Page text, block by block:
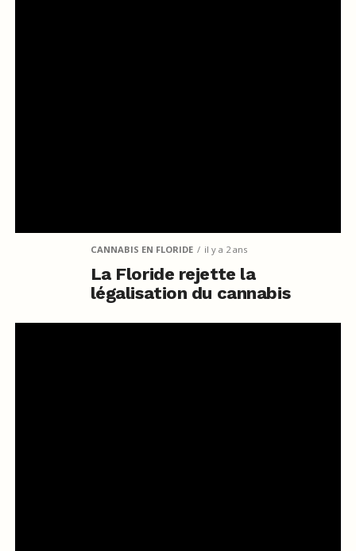
CANNABIS EN FLORIDE il y a 2 ans
La Floride rejette la
légalisation du cannabis